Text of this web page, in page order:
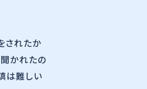
されたか
聞かれたの
は難しい